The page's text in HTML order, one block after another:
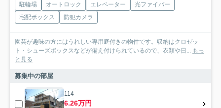
駐輪場 オートロック エレベーター
光ファイバー
宅配ボックス
防犯カメラ
園芸が趣味の方にはうれしい専用庭付きの物件です。収納はクロゼッ
ト・シューズボックスなどが備え付けられているので、衣類や日... もっ
と見る
募集中の部屋
114
6.26万円